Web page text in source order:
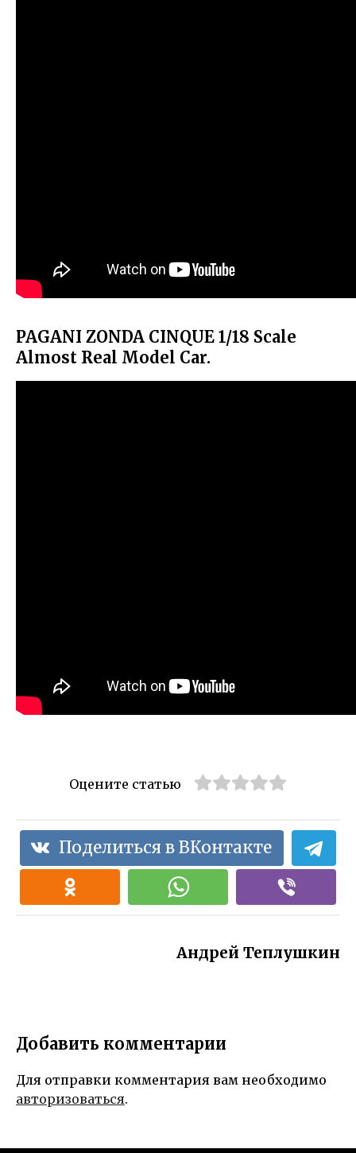
PAGANI ZONDA CINQUE 1/18 Scale
Almost Real Model Car.
Оцените статью
Поделиться в ВКонтакте
Андрей Теплушкин
Добавить комментарии
Для отправки комментария вам необходимо
авторизоваться.